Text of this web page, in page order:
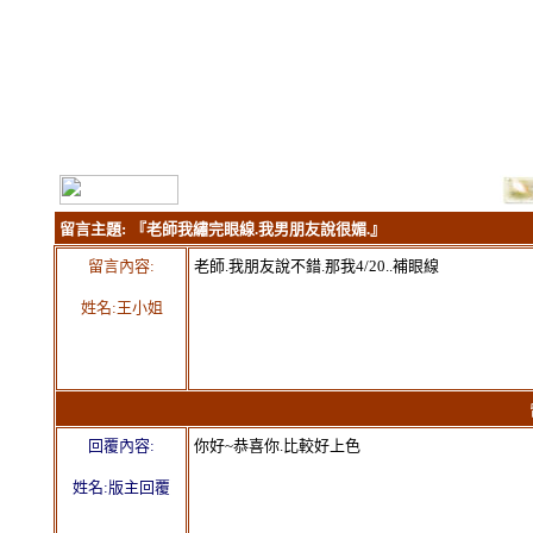
留言主題: 『老師我繡完眼線.我男朋友說很媚.』
留言內容:
姓名:王小姐
老師.我朋友說不錯.那我4/20..補眼線
回覆內容:
姓名:版主回覆
你好~恭喜你.比較好上色